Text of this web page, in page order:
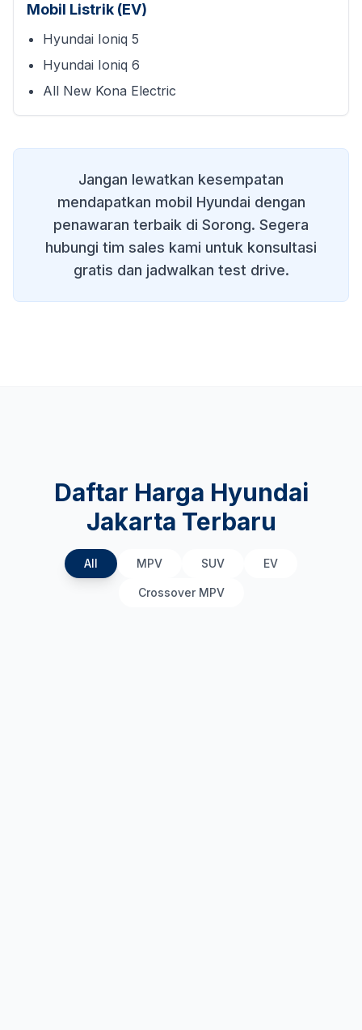
Mobil Listrik (EV)
Hyundai Ioniq 5
Hyundai Ioniq 6
All New Kona Electric
Jangan lewatkan kesempatan
mendapatkan mobil Hyundai dengan
penawaran terbaik di Sorong. Segera
hubungi tim sales kami untuk konsultasi
gratis dan jadwalkan test drive.
Daftar Harga Hyundai
Jakarta Terbaru
All MPV SUV EV
Crossover MPV